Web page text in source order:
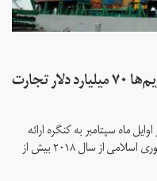
گزارش دولت آمریکا به کنگره: تحریم‌ها ۷۰ میلیارد دلار تجارت
ماه سپتامبر به کنگره ارائه
شد، تحریم‌های دولت دونالد ترامپ علیه جمهوری اسلامی از سال ۲۰۱۸ بیش از